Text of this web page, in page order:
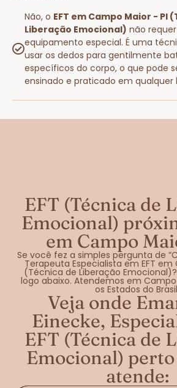
Não, o EFT em Campo Maior - PI
Liberação Emocional) não
equipamento especial. É uma
usar os dedos para gentilmente
específicos do corpo, o que pode
ensinado e praticado em qualquer
EFT (Técnica de
Emocional)
em Campo
Se você fez a simples pergunta de
Terapeuta Especialista em EFT em
(Técnica de Liberação
logo abaixo. Atendemos em
os Estados do
Veja onde
Einecke,
EFT (Técnica de
Emocional)
atende: